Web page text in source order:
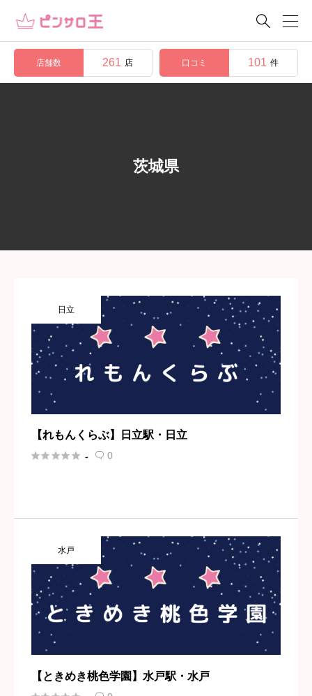

店舗数 261 店 口コミ 101 件
茨城県
日立
【れもんくらぶ】日立駅・日立
 -  0
水戸
【ときめき桃色学園】水戸駅・水戸